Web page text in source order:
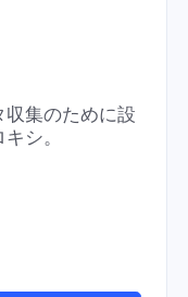
集のために設
シ。